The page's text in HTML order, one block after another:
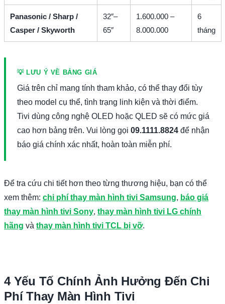
Panasonic / Sharp /
Casper / Skyworth
32″–
65″
1.600.000 –
8.000.000
6
tháng
💡 LƯU Ý VỀ BẢNG GIÁ
Giá trên chỉ mang tính tham khảo, có thể thay đổi tùy
theo model cụ thể, tình trạng linh kiện và thời điểm.
Tivi dùng công nghệ OLED hoặc QLED sẽ có mức giá
cao hơn bảng trên. Vui lòng gọi 09.1111.8824 để nhận
báo giá chính xác nhất, hoàn toàn miễn phí.
Để tra cứu chi tiết hơn theo từng thương hiệu, bạn có thể
xem thêm: chi phí thay màn hình tivi Samsung, báo giá
thay màn hình tivi Sony, thay màn hình tivi LG chính
hãng và thay màn hình tivi TCL bị vỡ.
4 Yếu Tố Chính Ảnh Hưởng Đến Chi
Phí Thay Màn Hình Tivi